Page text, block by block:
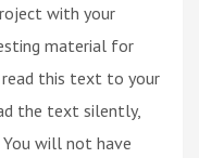
with your
material for
this text to your
the text silently,
will not have